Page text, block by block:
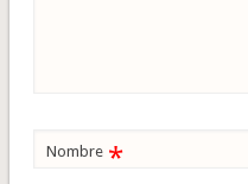
Nombre *